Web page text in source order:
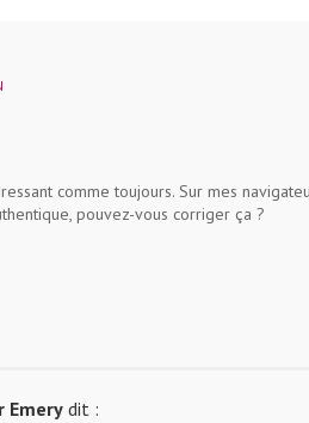
comme toujours. Sur mes
pouvez-vous corriger ça ?
Emery dit :